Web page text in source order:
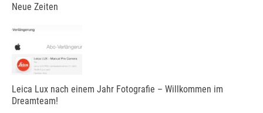
Neue Zeiten
Leica Lux nach einem Jahr Fotografie – Willkommen im
Dreamteam!